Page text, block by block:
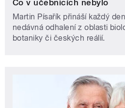
Co v učebnicích nebylo
Martin Písařík přináší každý
nedávná odhalení z oblasti
botaniky či českých reálií.